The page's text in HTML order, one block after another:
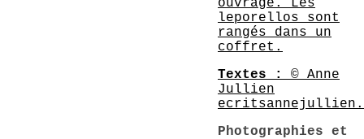
ouvrage. Les
leporellos sont
rangés dans un
coffret.
Textes :
© Anne
Jullien
Photographies et